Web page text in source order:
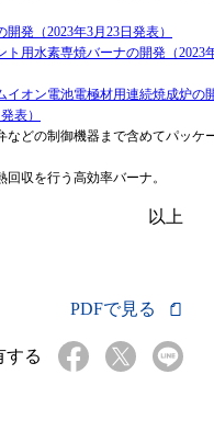
発（2023年3月23日発表）
用水素専焼バーナの開発（2023
イオン電池電極材用連続焼成炉の
表）
などの制御機器まで含めてパッケ
収を行う高効率バーナ。
以上
PDFで見る
する